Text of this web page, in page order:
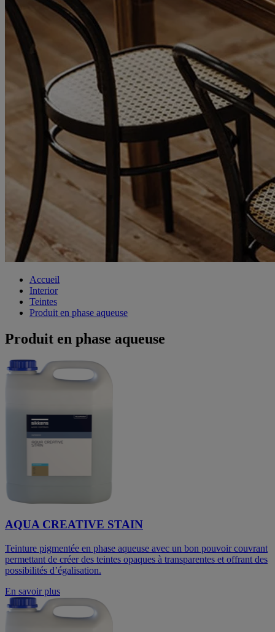
Accueil
Interior
Teintes
Produit en phase aqueuse
Produit en phase aqueuse
AQUA CREATIVE STAIN
Teinture pigmentée en phase aqueuse avec un bon pouvoir couvrant
permettant de créer des teintes opaques à transparentes et offrant des
possibilités d’égalisation.
En savoir plus